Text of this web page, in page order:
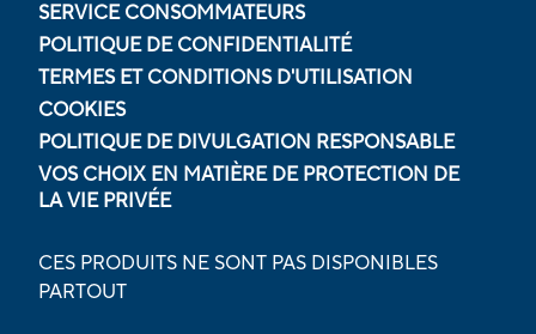
SERVICE CONSOMMATEURS
POLITIQUE DE CONFIDENTIALITÉ
TERMES ET CONDITIONS D'UTILISATION
COOKIES
POLITIQUE DE DIVULGATION RESPONSABLE
VOS CHOIX EN MATIÈRE DE PROTECTION DE
LA VIE PRIVÉE
CES PRODUITS NE SONT PAS DISPONIBLES
PARTOUT